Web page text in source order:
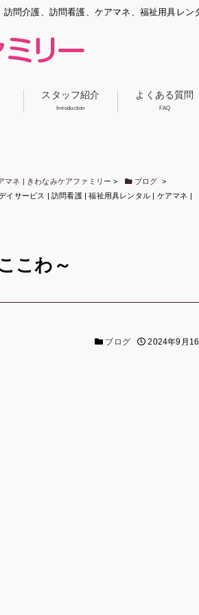
問介護、訪問看護、ケアマネ、福祉用具レン
スタッフ紹介
Introduction
よくある質問
FAQ
マネ | きわなみケアファミリー > ブログ >
イサービス | 訪問看護 | 福祉用具レンタル | ケアマネ |
こわ～
2024年9月16
ブログ